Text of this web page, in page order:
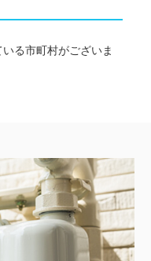
る市町村がございま